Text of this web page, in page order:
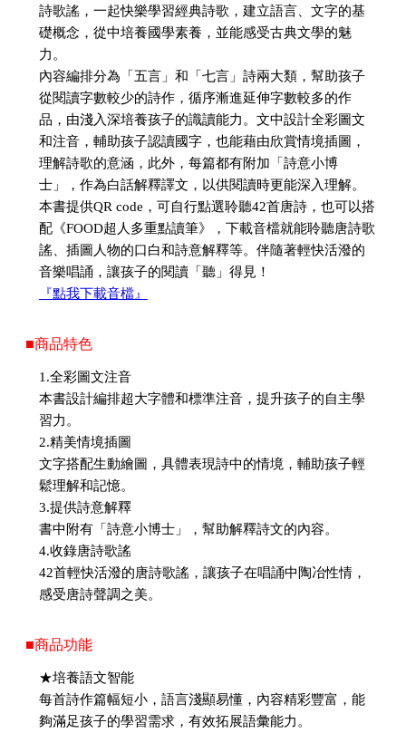
詩歌謠，一起快樂學習經典詩歌，建立語言、文字的基
礎概念，從中培養國學素養，並能感受古典文學的魅
力。
內容編排分為「五言」和「七言」詩兩大類，幫助孩子
從閱讀字數較少的詩作，循序漸進延伸字數較多的作
品，由淺入深培養孩子的識讀能力。文中設計全彩圖文
和注音，輔助孩子認讀國字，也能藉由欣賞情境插圖，
理解詩歌的意涵，此外，每篇都有附加「詩意小博
士」，作為白話解釋譯文，以供閱讀時更能深入理解。
本書提供QR code，可自行點選聆聽42首唐詩，也可以搭
配《FOOD超人多重點讀筆》，下載音檔就能聆聽唐詩歌
謠、插圖人物的口白和詩意解釋等。伴隨著輕快活潑的
音樂唱誦，讓孩子的閱讀「聽」得見！
『點我下載音檔』
■商品特色
1.全彩圖文注音
本書設計編排超大字體和標準注音，提升孩子的自主學
習力。
2.精美情境插圖
文字搭配生動繪圖，具體表現詩中的情境，輔助孩子輕
鬆理解和記憶。
3.提供詩意解釋
書中附有「詩意小博士」，幫助解釋詩文的內容。
4.收錄唐詩歌謠
42首輕快活潑的唐詩歌謠，讓孩子在唱誦中陶冶性情，
感受唐詩聲調之美。
■商品功能
★培養語文智能
每首詩作篇幅短小，語言淺顯易懂，內容精彩豐富，能
夠滿足孩子的學習需求，有效拓展語彙能力。